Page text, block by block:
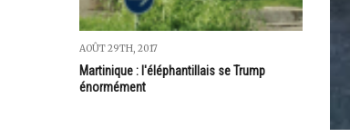
AOÛT 29TH, 2017
Martinique : l'éléphantillais se Trump
énormément